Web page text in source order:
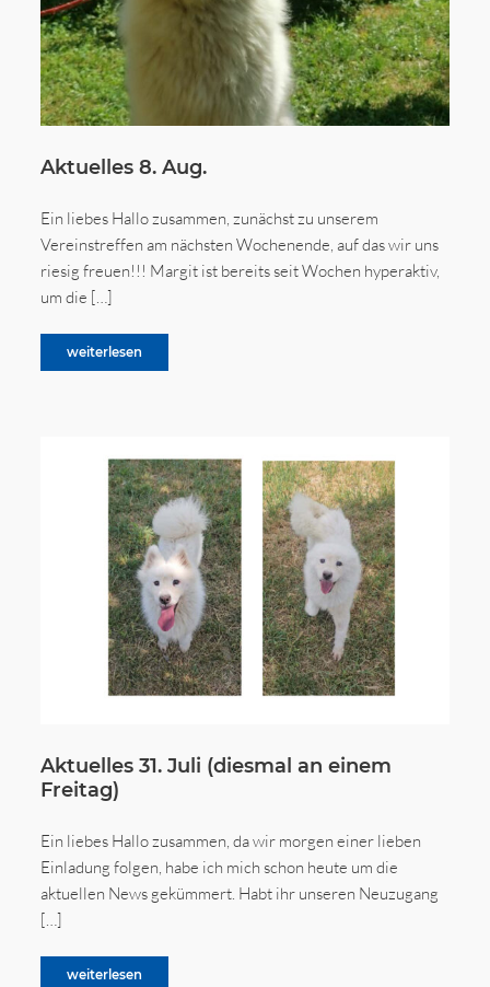
Aktuelles 8. Aug.
Ein liebes Hallo zusammen, zunächst zu unserem
Vereinstreffen am nächsten Wochenende, auf das wir uns
riesig freuen!!! Margit ist bereits seit Wochen hyperaktiv,
um die […]
weiterlesen
Aktuelles 31. Juli (diesmal an einem
Freitag)
Ein liebes Hallo zusammen, da wir morgen einer lieben
Einladung folgen, habe ich mich schon heute um die
aktuellen News gekümmert. Habt ihr unseren Neuzugang
[…]
weiterlesen